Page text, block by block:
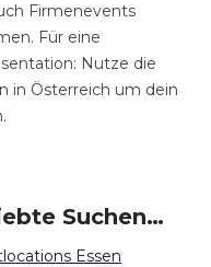
Firmenevents
Für eine
Nutze die
in Österreich um dein
Beliebte Suchen auf Event Inc
Essen